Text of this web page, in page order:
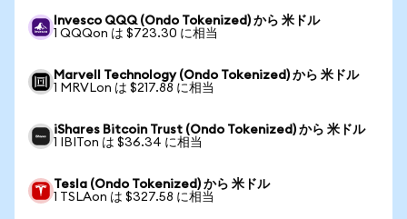
Invesco QQQ (Ondo Tokenized) から 米ドル
1 QQQon は $723.30 に相当
Marvell Technology (Ondo Tokenized) から 米ドル
1 MRVLon は $217.88 に相当
iShares Bitcoin Trust (Ondo Tokenized) から 米ドル
1 IBITon は $36.34 に相当
Tesla (Ondo Tokenized) から 米ドル
1 TSLAon は $327.58 に相当